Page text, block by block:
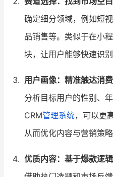
确定细分领域，例如短
品销售等。类似于在小
块，让用户能够快速识别
用户画像：精准触达消
分析目标用户的性别、
CRM管理系统，可以更
从而优化内容与营销策略
优质内容：基于爆款逻